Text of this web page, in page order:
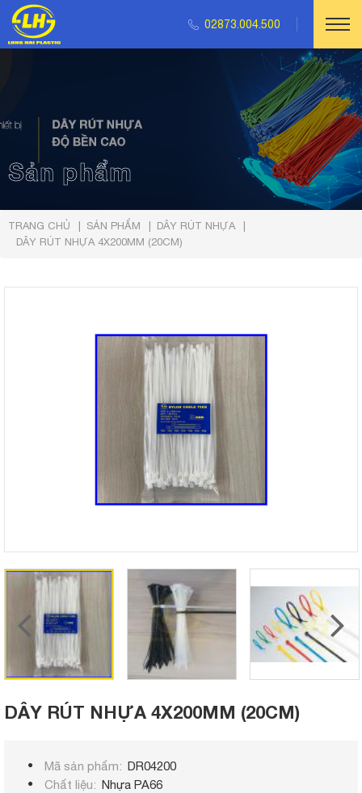
02873.004.500
Sản phẩm
TRANG CHỦ SẢN PHẨM
DÂY RÚT NHỰA
DÂY RÚT NHỰA 4X200MM (20CM)
DÂY RÚT NHỰA 4X200MM (20CM)
Mã sản phẩm
DR04200
Chất liệu
Nhựa PA66